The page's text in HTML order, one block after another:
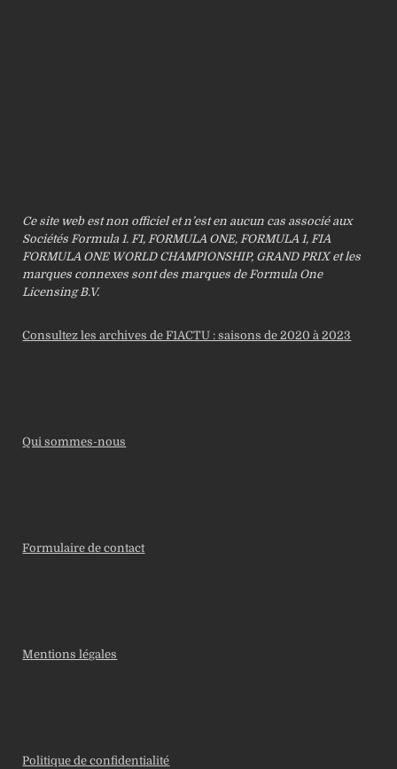
Ce site web est non officiel et n’est en aucun cas associé aux
Sociétés Formula 1. F1, FORMULA ONE, FORMULA 1, FIA
FORMULA ONE WORLD CHAMPIONSHIP, GRAND PRIX et les
marques connexes sont des marques de Formula One
Licensing B.V.
Consultez les archives de F1ACTU : saisons de 2020 à 2023
Qui sommes-nous
Formulaire de contact
Mentions légales
Politique de confidentialité